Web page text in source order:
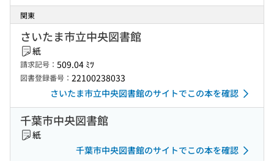
関東
さいたま市立中央図書館
紙
請求記号： 509.04 ﾐﾂ
図書登録番号： 22100238033
さいたま市立中央図書館のサイトでこの本を確認
千葉市中央図書館
紙
千葉市中央図書館のサイトでこの本を確認